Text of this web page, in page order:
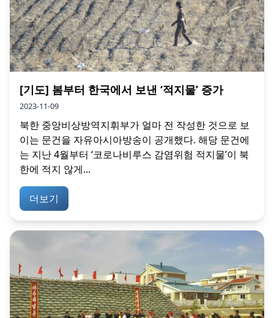
[기도] 봄부터 한국에서 보낸 ‘적지물’ 증가
2023-11-09
북한 중앙비상방역지휘부가 얼마 전 작성한 것으로 보
이는 문건을 자유아시아방송이 공개했다. 해당 문건에
는 지난 4월부터 ‘코로나비루스 감염위험 적지물’이 북
한에 적지 않게...
더보기